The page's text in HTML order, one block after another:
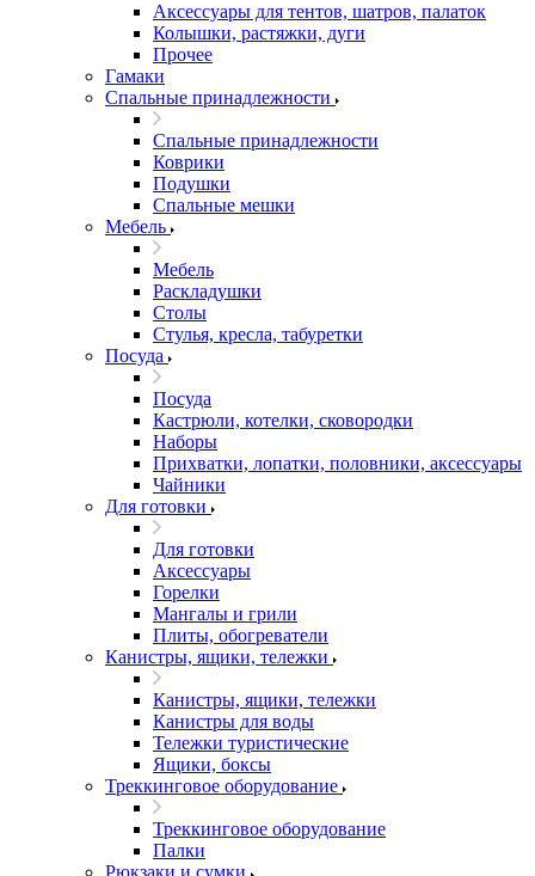
Аксессуары для тентов, шатров, палаток
Колышки, растяжки, дуги
Прочее
Гамаки
Спальные принадлежности
Спальные принадлежности
Коврики
Подушки
Спальные мешки
Мебель
Мебель
Раскладушки
Столы
Стулья, кресла, табуретки
Посуда
Посуда
Кастрюли, котелки, сковородки
Наборы
Прихватки, лопатки, половники, аксессуары
Чайники
Для готовки
Для готовки
Аксессуары
Горелки
Мангалы и грили
Плиты, обогреватели
Канистры, ящики, тележки
Канистры, ящики, тележки
Канистры для воды
Тележки туристические
Ящики, боксы
Треккинговое оборудование
Треккинговое оборудование
Палки
Рюкзаки и сумки